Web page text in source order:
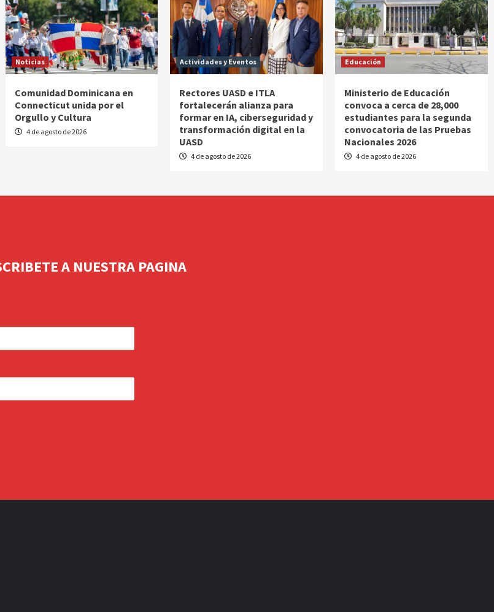
Noticias
Comunidad Dominicana en
Connecticut unida por el
Orgullo y Cultura
4 de agosto de 2026
Actividades y Eventos
Rectores UASD e ITLA
fortalecerán alianza para
formar en IA, ciberseguridad y
transformación digital en la
UASD
4 de agosto de 2026
Educación
Ministerio de Educación
convoca a cerca de 28,000
estudiantes para la segunda
convocatoria de las Pruebas
Nacionales 2026
4 de agosto de 2026
A NUESTRA PAGINA